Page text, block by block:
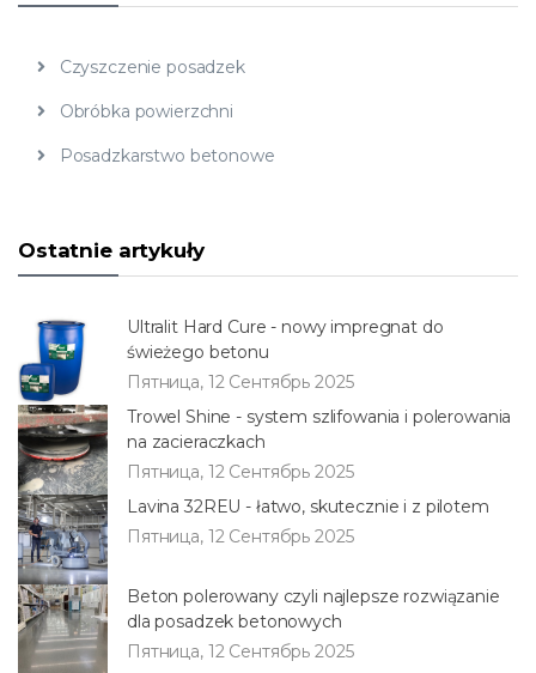
Czyszczenie posadzek
Obróbka powierzchni
Posadzkarstwo betonowe
Ostatnie artykuły
Ultralit Hard Cure - nowy impregnat do
świeżego betonu
Пятница, 12 Сентябрь 2025
Trowel Shine - system szlifowania i polerowania
na zacieraczkach
Пятница, 12 Сентябрь 2025
Lavina 32REU - łatwo, skutecznie i z pilotem
Пятница, 12 Сентябрь 2025
Beton polerowany czyli najlepsze rozwiązanie
dla posadzek betonowych
Пятница, 12 Сентябрь 2025